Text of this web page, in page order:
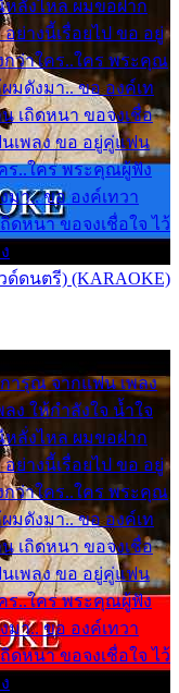
ลั่งไหล ผมขอฝาก
ย่างนี้เรื่อยไป ขอ อยู่
กว่าใคร..ใคร พระคุณ
มดังมา.. ขอ องค์เท
เถิดหนา ขอจงเชื่อ
นเพลง ขอ อยู่คู่แฟน
ร..ใคร พระคุณผู้ฟัง
มา.. ขอ องค์เทวา
หนา ขอจงเชื่อใจ ไว้
ด์ดนตรี) (KARAOKE)
ารุณ จากแฟน เพลง
ง ให้กำลังใจ น้ำใจ
ลั่งไหล ผมขอฝาก
ย่างนี้เรื่อยไป ขอ อยู่
กว่าใคร..ใคร พระคุณ
มดังมา.. ขอ องค์เท
เถิดหนา ขอจงเชื่อ
นเพลง ขอ อยู่คู่แฟน
ร..ใคร พระคุณผู้ฟัง
มา.. ขอ องค์เทวา
หนา ขอจงเชื่อใจ ไว้